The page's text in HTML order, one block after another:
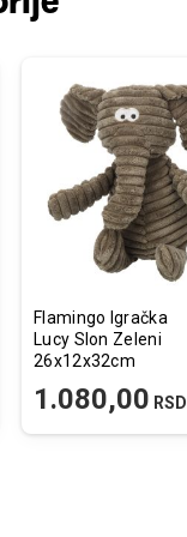
U KORPU
Flamingo Igračka
Lucy Slon Zeleni
26x12x32cm
1.080,00 RSD